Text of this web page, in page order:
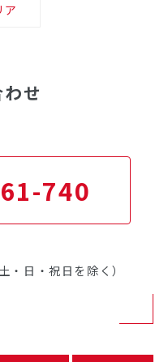
ア
せ
740
日・祝日を除く）